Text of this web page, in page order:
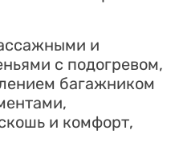
и
с подогревом,
багажником
и комфорт,